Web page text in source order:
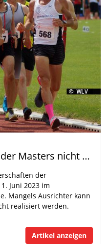
BW-Meisterschaften der Masters nicht am 10./11. Juni 2023
der
Juni 2023 im
Mangels Ausrichter kann
realisiert werden.
Artikel anzeigen